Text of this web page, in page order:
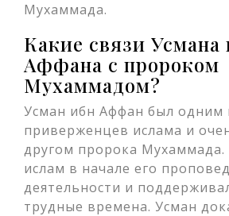
Мухаммада.
Какие связи Усмана
Аффана с пророком
Мухаммадом?
Усман ибн Аффан был одним
приверженцев ислама и
другом пророка Мухаммада.
ислам в начале его
деятельности и
трудные времена. Усман